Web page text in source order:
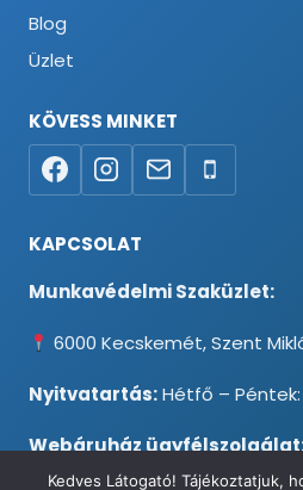
Blog
Üzlet
KÖVESS MINKET
KAPCSOLAT
Munkavédelmi Szaküzlet:
6000 Kecskemét, Szent
Nyitvatartás:Hétfő – Péntek:
Webáruház
info@testpancel.hu
Kedves Látogató! Tájékoztatjuk,